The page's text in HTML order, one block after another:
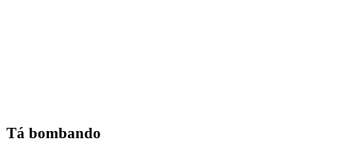
Tá bombando